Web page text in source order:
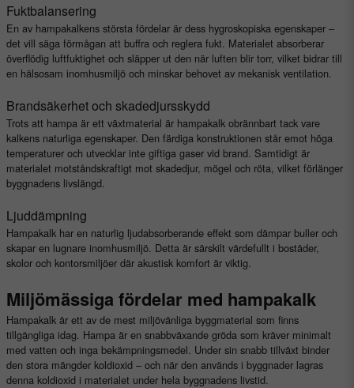
Fuktbalansering
En av hampakalkens största fördelar är dess hygroskopiska egenskaper –
det vill säga förmågan att buffra och reglera fukt. Materialet absorberar
överflödig luftfuktighet och släpper ut den när luften blir torr, vilket bidrar till
en hälsosam inomhusmiljö och minskar behovet av mekanisk ventilation.
Brandsäkerhet och skadedjursskydd
Trots att hampa är ett växtmaterial är hampakalk obrännbart tack vare
kalkens naturliga egenskaper. Den färdiga konstruktionen står emot höga
temperaturer och utvecklar inte giftiga gaser vid brand. Samtidigt är
materialet motståndskraftigt mot skadedjur, mögel och röta, vilket förlänger
byggnadens livslängd.
Ljuddämpning
Hampakalk har en naturlig ljudabsorberande effekt som dämpar buller och
skapar en lugnare inomhusmiljö. Detta är särskilt värdefullt i bostäder,
skolor och kontorsmiljöer där akustisk komfort är viktig.
Miljömässiga fördelar med hampakalk
Hampakalk är ett av de mest miljövänliga byggmaterial som finns
tillgängliga idag. Hampa är en snabbväxande gröda som kräver minimalt
med vatten och inga bekämpningsmedel. Under sin snabb tillväxt binder
den stora mängder koldioxid – och när den används i byggnader lagras
denna koldioxid i materialet under hela byggnadens livstid.